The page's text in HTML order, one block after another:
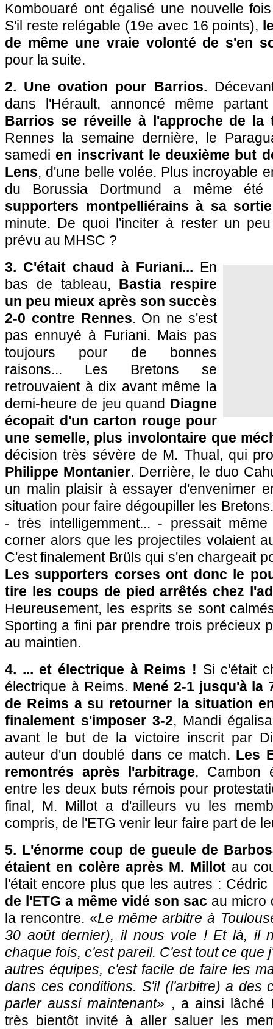
Kombouaré ont égalisé une nouvelle
S'il reste relégable (19e avec 16 points),
de même une vraie volonté de s'en
pour la suite.
2. Une ovation pour Barrios.
dans l'Hérault, annoncé même
Barrios se réveille à l'approche de la
Rennes la semaine dernière, le
samedi en inscrivant le deuxième but
Lens, d'une belle volée. Plus incroyable
du Borussia Dortmund a même
supporters montpelliérains à sa sortie
minute. De quoi l'inciter à rester un
prévu au MHSC ?
3. C'était chaud à Furiani... En
bas de tableau, Bastia respire
un peu mieux après son succès
2-0 contre Rennes. On ne s'est
pas ennuyé à Furiani. Mais pas
toujours pour de bonnes
raisons... Les Bretons se
retrouvaient à dix avant même la
demi-heure de jeu quand Diagne
écopait d'un carton rouge pour
une semelle, plus involontaire que
décision très sévère de M. Thual, qui
Philippe Montanier. Derrière, le duo
un malin plaisir à essayer d'envenimer
situation pour faire dégoupiller les
- très intelligemment... - pressait
corner alors que les projectiles volaient
C'est finalement Brüls qui s'en chargeait
Les supporters corses ont donc le
tire les coups de pied arrêtés chez
Heureusement, les esprits se sont
Sporting a fini par prendre trois précieux
au maintien.
4. ... et électrique à Reims ! Si c'était
électrique à Reims. Mené 2-1 jusqu'à la
de Reims a su retourner la situation
finalement s'imposer 3-2, Mandi
avant le but de la victoire inscrit par
auteur d'un doublé dans ce match. Les
remontrés après l'arbitrage, Cambon
entre les deux buts rémois pour
final, M. Millot a d'ailleurs vu les
compris, de l'ETG venir leur faire part de
5. L'énorme coup de gueule de
étaient en colère après M. Millotau
l'était encore plus que les autres :
de l'ETG a même vidé son sac au micro
la rencontre. «Le même arbitre à
30 août dernier), il nous vole ! Et là, il
chaque fois, c'est pareil. C'est tout ce que
autres équipes, c'est facile de faire les
dans ces conditions. S'il (l'arbitre) a des
parler aussi maintenant» , a ainsi lâché
très bientôt invité à aller saluer les